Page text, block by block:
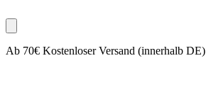
Ab 70€ Kostenloser Versand (innerhalb DE)